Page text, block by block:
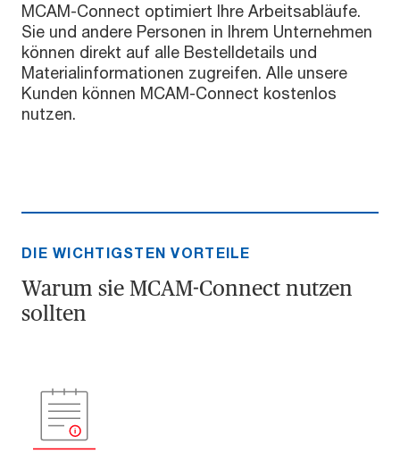
MCAM-Connect optimiert Ihre Arbeitsabläufe.
Sie und andere Personen in Ihrem Unternehmen
können direkt auf alle Bestelldetails und
Materialinformationen zugreifen. Alle unsere
Kunden können MCAM-Connect kostenlos
nutzen.
DIE WICHTIGSTEN VORTEILE
Warum sie MCAM-Connect nutzen
sollten